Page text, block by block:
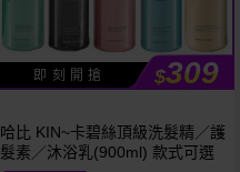
即 刻 開 搶 $309
哈比 KIN~卡碧絲頂級洗髮精／護
髮素／沐浴乳(900ml) 款式可選